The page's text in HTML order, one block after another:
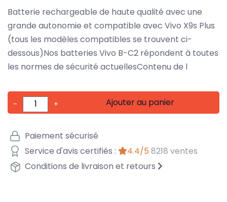
Batterie rechargeable de haute qualité avec une
grande autonomie et compatible avec Vivo X9s Plus
(tous les modèles compatibles se trouvent ci-
dessous)Nos batteries Vivo B-C2 répondent à toutes
les normes de sécurité actuellesContenu de l
- + Ajouter au panier
Paiement sécurisé
Service d'avis certifiés :
4.4/5 8218 ventes
Conditions de livraison et retours